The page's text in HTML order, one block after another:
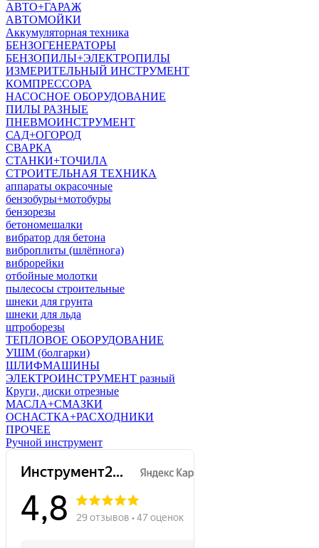
АВТО+ГАРАЖ
АВТОМОЙКИ
Аккумуляторная техника
БЕНЗОГЕНЕРАТОРЫ
БЕНЗОПИЛЫ+ЭЛЕКТРОПИЛЫ
ИЗМЕРИТЕЛЬНЫЙ ИНСТРУМЕНТ
КОМПРЕССОРА
НАСОСНОЕ ОБОРУДОВАНИЕ
ПИЛЫ РАЗНЫЕ
ПНЕВМОИНСТРУМЕНТ
САД+ОГОРОД
СВАРКА
СТАНКИ+ТОЧИЛА
СТРОИТЕЛЬНАЯ ТЕХНИКА
аппараты окрасочные
бензобуры+мотобуры
бензорезы
бетономешалки
вибратор для бетона
виброплиты (шлёпнога)
виброрейки
отбойные молотки
пылесосы строительные
шнеки для грунта
шнеки для льда
штроборезы
ТЕПЛОВОЕ ОБОРУДОВАНИЕ
УШМ (болгарки)
ШЛИФМАШИНЫ
ЭЛЕКТРОИНСТРУМЕНТ разный
Круги, диски отрезные
МАСЛА+СМАЗКИ
ОСНАСТКА+РАСХОДНИКИ
ПРОЧЕЕ
Ручной инструмент